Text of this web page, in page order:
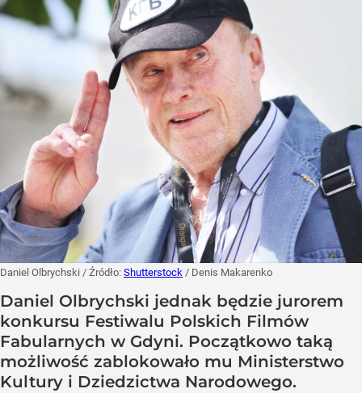
Daniel Olbrychski / Źródło: Shutterstock / Denis Makarenko
Daniel Olbrychski jednak będzie jurorem
konkursu Festiwalu Polskich Filmów
Fabularnych w Gdyni. Początkowo taką
możliwość zablokowało mu Ministerstwo
Kultury i Dziedzictwa Narodowego.